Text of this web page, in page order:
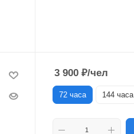
3 900 ₽/чел
72 часа 144 часа